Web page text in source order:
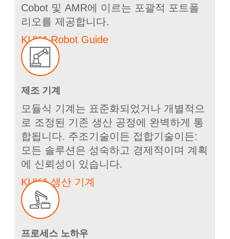
Cobot 및 AMR에 이르는 포괄적 포트폴
리오를 제공합니다.
KUKA Robot Guide
제조 기계
모듈식 기계는 표준화되었거나 개별적으
로 조정된 기존 생산 공정에 완벽하게 통
합됩니다. 주조기술이든 접합기술이든:
모든 솔루션은 성숙하고 경제적이며 계획
에 신뢰성이 있습니다.
KUKA 생산 기계
프로세스 노하우